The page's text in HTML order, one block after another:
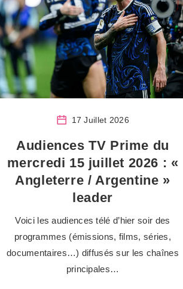
17 Juillet 2026
Audiences TV Prime du
mercredi 15 juillet 2026 : «
Angleterre / Argentine »
leader
Voici les audiences télé d’hier soir des
programmes (émissions, films, séries,
documentaires…) diffusés sur les chaînes
principales…